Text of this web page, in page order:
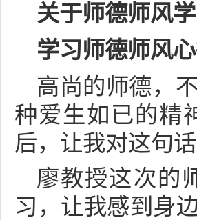
关于师德师风
学习师德师风
高尚的师德，
种爱生如已的精
后，让我对这句
廖教授这次的
习，让我感到身